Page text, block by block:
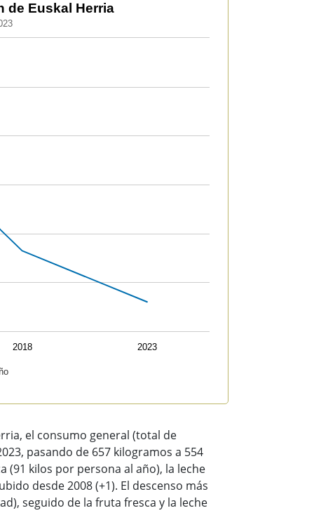
to 2012068.16140321.
de Euskal Herria
2018 2023
el consumo general (total de
pasando de 657 kilogramos a 554
kilos por persona al año), la leche
desde 2008 (+1). El descenso más
seguido de la fruta fresca y la leche